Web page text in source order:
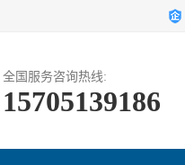
全国服务咨询热线:
15705139186